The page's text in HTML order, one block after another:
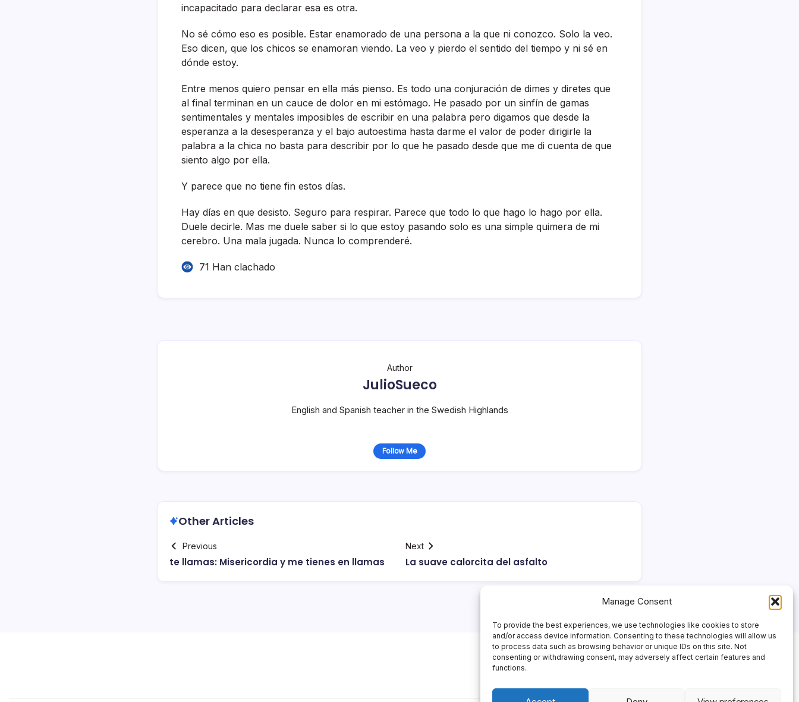
Manage Consent
To provide the best experiences, we use technologies like cookies to store
and/or access device information. Consenting to these technologies will allow us
to process data such as browsing behavior or unique IDs on this site. Not
consenting or withdrawing consent, may adversely affect certain features and
functions.
incapacitado para declarar esa es otra.
No sé cómo eso es posible. Estar enamorado de una persona a la que ni conozco. Solo la veo.
Eso dicen, que los chicos se enamoran viendo. La veo y pierdo el sentido del tiempo y ni sé en
dónde estoy.
Entre menos quiero pensar en ella más pienso. Es todo una conjuración de dimes y diretes que
al final terminan en un cauce de dolor en mi estómago. He pasado por un sinfí­n de gamas
sentimentales y mentales imposibles de escribir en una palabra pero digamos que desde la
esperanza a la desesperanza y el bajo autoestima hasta darme el valor de poder dirigirle la
palabra a la chica no basta para describir por lo que he pasado desde que me di cuenta de que
siento algo por ella.
Y parece que no tiene fin estos dí­as.
Hay dí­as en que desisto. Seguro para respirar. Parece que todo lo que hago lo hago por ella.
Duele decirle. Mas me duele saber si lo que estoy pasando solo es una simple quimera de mi
cerebro. Una mala jugada. Nunca lo comprenderé.
71 Han clachado
Author
JulioSueco
English and Spanish teacher in the Swedish Highlands
Follow Me
Other Articles
Previous
te llamas: Misericordia y me tienes en llamas
Next
La suave calorcita del asfalto